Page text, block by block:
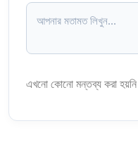
এখনো কোনো মন্তব্য করা